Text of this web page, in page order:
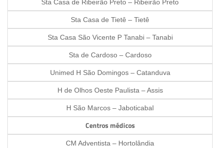
Sta Casa de Ribeirão Preto – Ribeirão Preto
Sta Casa de Tietê – Tietê
Sta Casa São Vicente P Tanabi – Tanabi
Sta de Cardoso – Cardoso
Unimed H São Domingos – Catanduva
H de Olhos Oeste Paulista – Assis
H São Marcos – Jaboticabal
Centros médicos
CM Adventista – Hortolândia